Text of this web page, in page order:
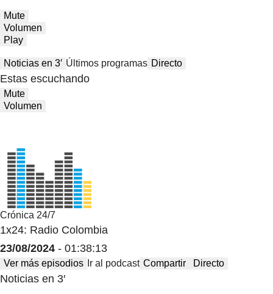
Mute
Volumen
Play
Noticias en 3′ Últimos programas Directo
Estas escuchando
Mute
Volumen
Crónica 24/7
1x24: Radio Colombia
23/08/2024 - 01:38:13
Ver más episodios Ir al podcast Compartir Directo
Noticias en 3′